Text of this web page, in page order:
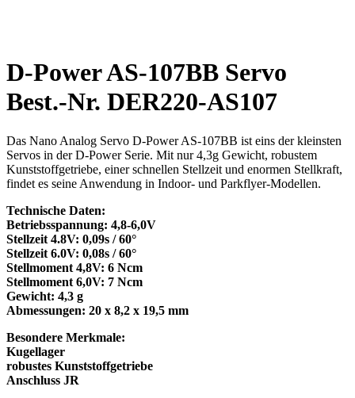
D-Power AS-107BB Servo
Best.-Nr. DER220-AS107
Das Nano Analog Servo D-Power AS-107BB ist eins der kleinsten
Servos in der D-Power Serie. Mit nur 4,3g Gewicht, robustem
Kunststoffgetriebe, einer schnellen Stellzeit und enormen Stellkraft,
findet es seine Anwendung in Indoor- und Parkflyer-Modellen.
Technische Daten:
Betriebsspannung: 4,8-6,0V
Stellzeit 4.8V: 0,09s / 60°
Stellzeit 6.0V: 0,08s / 60°
Stellmoment 4,8V: 6 Ncm
Stellmoment 6,0V: 7 Ncm
Gewicht: 4,3 g
Abmessungen: 20 x 8,2 x 19,5 mm
Besondere Merkmale:
Kugellager
robustes Kunststoffgetriebe
Anschluss JR